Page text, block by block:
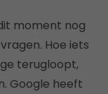
moment nog
Hoe iets
terugloopt,
Google heeft